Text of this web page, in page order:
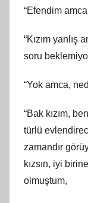
“Efendim
“Kızım
soru
“Yok amca,
“Bak kızım,
türlü
zamandır
kızsın, iyi
olmuştum,